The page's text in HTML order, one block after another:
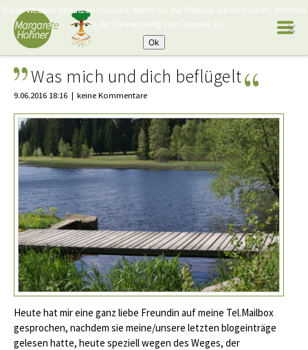
Was mich und dich beflügelt
9.06.2016 18:16 keine Kommentare
Heute hat mir eine ganz liebe Freundin auf meine Tel.Mailbox
gesprochen, nachdem sie meine/unsere letzten blogeinträge
gelesen hatte, heute speziell wegen des Weges, der
Diese Website benutzen Cookies. Wenn Sie die Website weiter nutzen, stimmen
Sie der Verwendung von Cookies zu.
Ok